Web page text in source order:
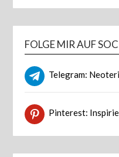
FOLGE MIR AUF
Telegram:
Pinterest: